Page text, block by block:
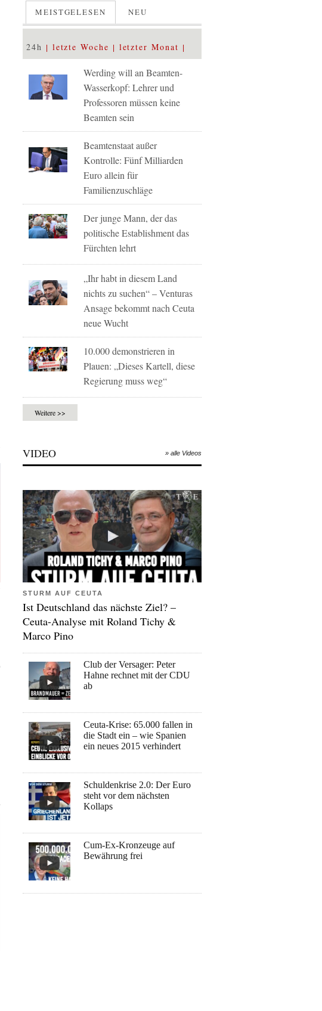
MEISTGELESEN NEU
24h letzte Woche letzter Monat
Werding will an Beamten-
Wasserkopf: Lehrer und
Professoren müssen keine
Beamten sein
Beamtenstaat außer
Kontrolle: Fünf Milliarden
Euro allein für
Familienzuschläge
Der junge Mann, der das
politische Establishment das
Fürchten lehrt
„Ihr habt in diesem Land
nichts zu suchen“ – Venturas
Ansage bekommt nach Ceuta
neue Wucht
10.000 demonstrieren in
Plauen: „Dieses Kartell, diese
Regierung muss weg“
Weitere >>
VIDEO » alle Videos
STURM AUF CEUTA
Ist Deutschland das nächste Ziel? –
Ceuta-Analyse mit Roland Tichy &
Marco Pino
Club der Versager: Peter
Hahne rechnet mit der CDU
ab
Ceuta-Krise: 65.000 fallen in
die Stadt ein – wie Spanien
ein neues 2015 verhindert
Schuldenkrise 2.0: Der Euro
steht vor dem nächsten
Kollaps
Cum-Ex-Kronzeuge auf
Bewährung frei